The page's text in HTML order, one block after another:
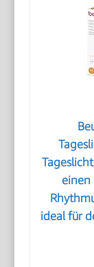
einen
ideal für